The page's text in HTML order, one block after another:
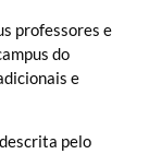
professores e
do
e
pelo